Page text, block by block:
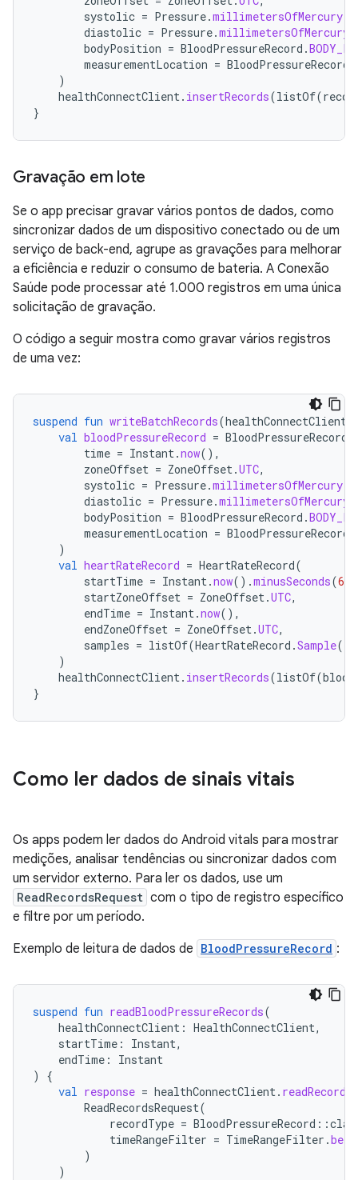
systolic = Pressure.millimetersOfMercury
diastolic = Pressure.millimetersOfMercury
bodyPosition = BloodPressureRecord .
measurementLocation = BloodPressureRecord
)
healthConnectClient. insertRecords(listOf(
}
Gravação em lote
Se o app precisar gravar vários pontos de dados, como
sincronizar dados de um dispositivo conectado ou de um
serviço de back-end, agrupe as gravações para melhorar
a eficiência e reduzir o consumo de bateria. A Conexão
Saúde pode processar até 1.000 registros em uma única
solicitação de gravação.
O código a seguir mostra como gravar vários registros
de uma vez:
suspend fun writeBatchRecords(healthConnectClient
val bloodPressureRecord = BloodPressureRecord
time = Instant.now(),
zoneOffset = ZoneOffset.UTC,
systolic = Pressure.millimetersOfMercury
diastolic = Pressure.millimetersOfMercury
bodyPosition = BloodPressureRecord .
measurementLocation = BloodPressureRecord
)
val heartRateRecord = HeartRateRecord(
startTime = Instant.now().minusSeconds(60
startZoneOffset = ZoneOffset.UTC,
endTime = Instant.now(),
endZoneOffset = ZoneOffset.UTC,
samples = listOf(HeartRateRecord .Sample(
)
healthConnectClient. insertRecords(listOf(
}
Como ler dados de sinais vitais
Os apps podem ler dados do Android vitals para mostrar
medições, analisar tendências ou sincronizar dados com
um servidor externo. Para ler os dados, use um
ReadRecordsRequest com o tipo de registro específico
e filtre por um período.
Exemplo de leitura de dados de BloodPressureRecord :
suspend fun readBloodPressureRecords(
healthConnectClient : HealthConnectClient,
startTime : Instant,
endTime :
Instant
)
{
val response = healthConnectClient. readRecords
ReadRecordsRequest(
recordType = BloodPressureRecord ::
timeRangeFilter = TimeRangeFilter .
)
)